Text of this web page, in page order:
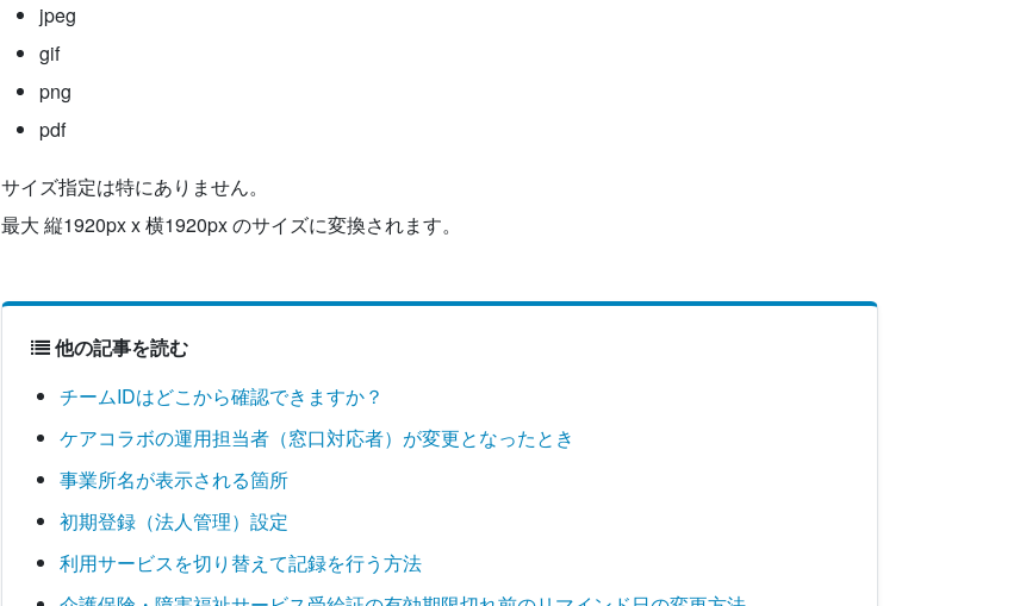
jpeg
gif
png
pdf
サイズ指定は特にありません。
最大 縦1920px x 横1920px のサイズに変換されます。
他の記事を読む
チームIDはどこから確認できますか？
ケアコラボの運用担当者（窓口対応者）が変更となったとき
事業所名が表示される箇所
初期登録（法人管理）設定
利用サービスを切り替えて記録を行う方法